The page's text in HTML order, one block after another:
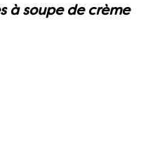
à soupe de crème